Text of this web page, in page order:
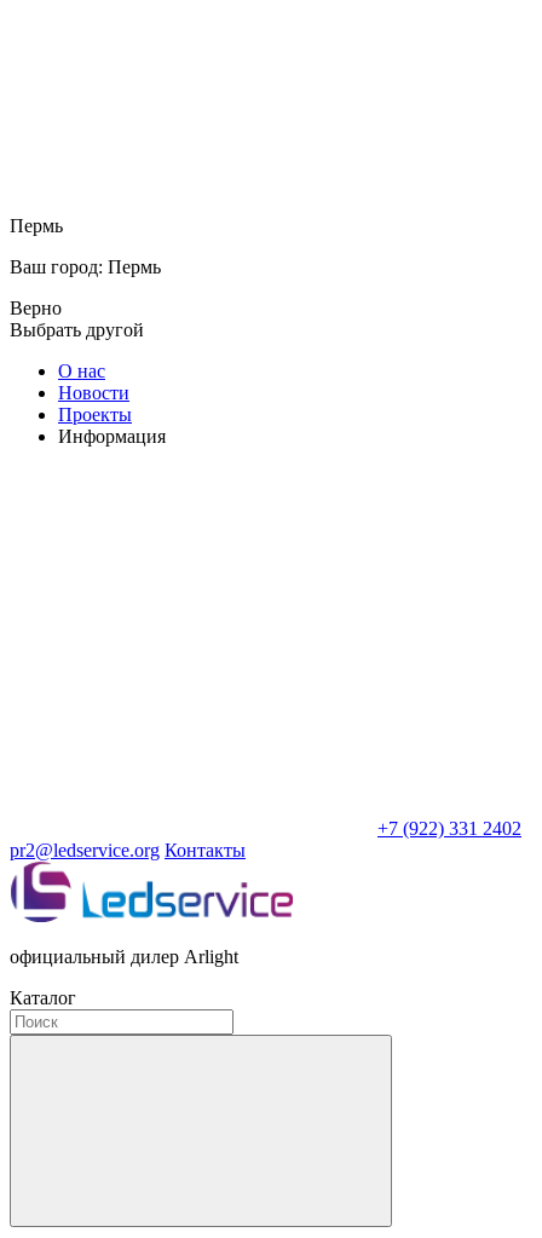
Пермь
Ваш город: Пермь
Верно
Выбрать другой
О нас
Новости
Проекты
Информация
+7 (922) 331 2402
pr2@ledservice.org Контакты
официальный дилер Arlight
Каталог